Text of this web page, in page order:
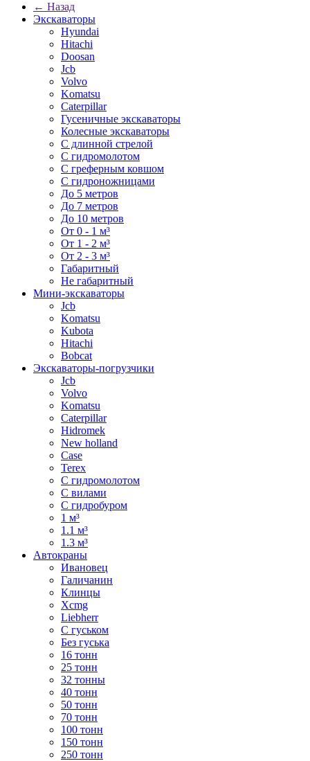
← Назад
Экскаваторы
Hyundai
Hitachi
Doosan
Jcb
Volvo
Komatsu
Caterpillar
Гусеничные экскаваторы
Колесные экскаваторы
С длинной стрелой
С гидромолотом
С греферным ковшом
С гидроножницами
До 5 метров
До 7 метров
До 10 метров
От 0 - 1 м³
От 1 - 2 м³
От 2 - 3 м³
Габаритный
Не габаритный
Мини-экскаваторы
Jcb
Komatsu
Kubota
Hitachi
Bobcat
Экскаваторы-погрузчики
Jcb
Volvo
Komatsu
Caterpillar
Hidromek
New holland
Case
Terex
С гидромолотом
С вилами
С гидробуром
1 м³
1.1 м³
1.3 м³
Автокраны
Ивановец
Галичанин
Клинцы
Xcmg
Liebherr
С гуськом
Без гуська
16 тонн
25 тонн
32 тонны
40 тонн
50 тонн
70 тонн
100 тонн
150 тонн
250 тонн